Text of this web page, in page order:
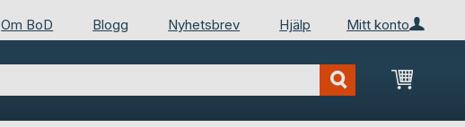
Mitt konto
Om BoD Blogg Nyhetsbrev Hjälp
Min